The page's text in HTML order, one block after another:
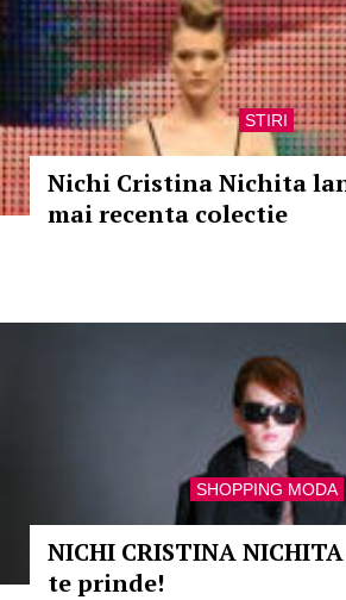
STIRI
Nichi Cristina Nichita
mai recenta colectie
SHOPPING MODA
NICHI CRISTINA
te prinde!